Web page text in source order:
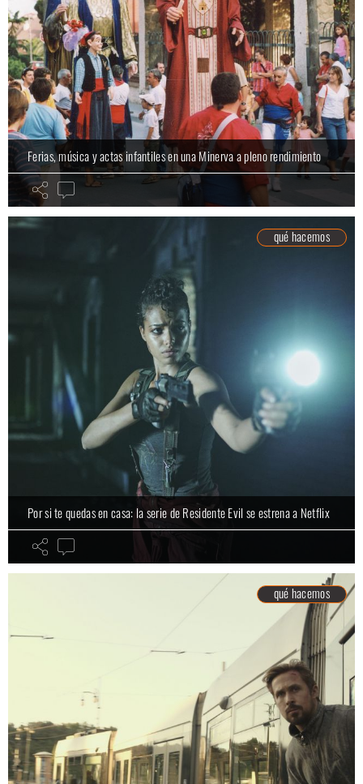
Ferias, música y actas infantiles en una Minerva a pleno rendimiento
qué hacemos
Por si te quedas en casa: la serie de Residente Evil se estrena a Netflix
qué hacemos